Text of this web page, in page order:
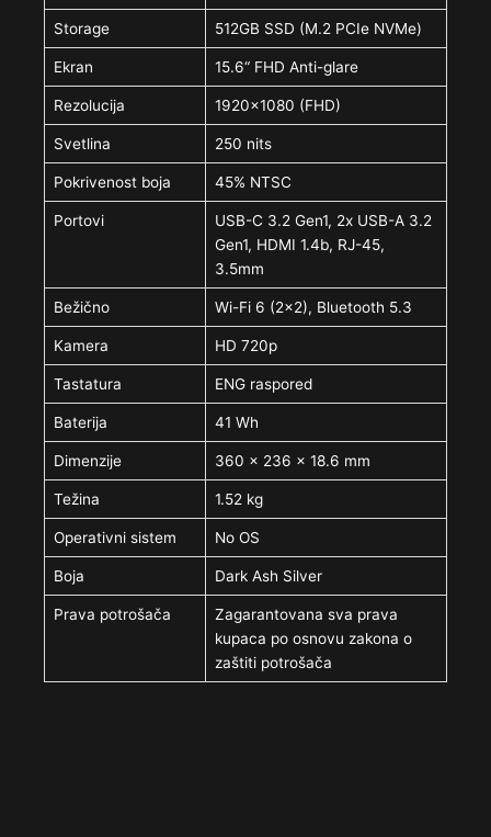
Storage 512GB SSD (M.2 PCIe NVMe)
Ekran 15.6“ FHD Anti-glare
Rezolucija 1920×1080 (FHD)
Svetlina 250 nits
Pokrivenost boja 45% NTSC
Portovi
USB-C 3.2 Gen1, 2x USB-A 3.2
Gen1, HDMI 1.4b, RJ-45,
3.5mm
Bežično Wi-Fi 6 (2×2), Bluetooth 5.3
Kamera HD 720p
Tastatura ENG raspored
Baterija 41 Wh
Dimenzije 360 × 236 × 18.6 mm
Težina 1.52 kg
Operativni sistem No OS
Boja Dark Ash Silver
Prava potrošača
Zagarantovana sva prava
kupaca po osnovu zakona o
zaštiti potrošača